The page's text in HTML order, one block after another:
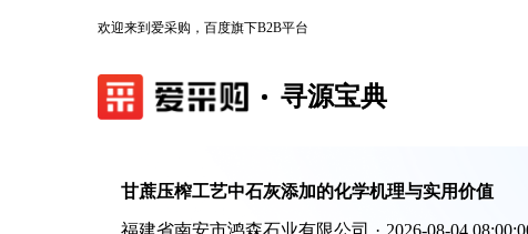
欢迎来到爱采购，百度旗下B2B平台
寻源宝典
甘蔗压榨工艺中石灰添加的化学机理与实用价值
福建省南安市鸿森石业有限公司 · 2026-08-04